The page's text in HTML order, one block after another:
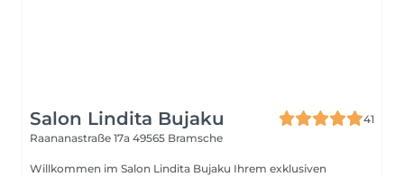
Salon Lindita Bujaku
41
Raananastraße 17a 49565 Bramsche
Willkommen im Salon Lindita Bujaku Ihrem exklusiven